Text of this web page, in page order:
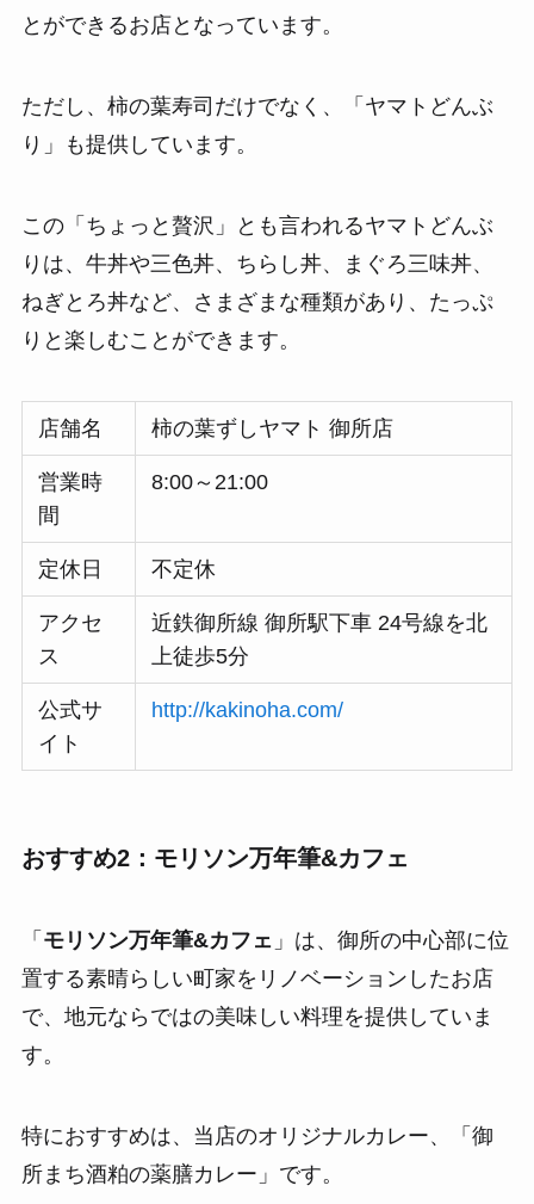
とができるお店となっています。
ただし、柿の葉寿司だけでなく、「ヤマトどんぶ
り」も提供しています。
この「ちょっと贅沢」とも言われるヤマトどんぶ
りは、牛丼や三色丼、ちらし丼、まぐろ三味丼、
ねぎとろ丼など、さまざまな種類があり、たっぷ
りと楽しむことができます。
店舗名 柿の葉ずしヤマト 御所店
営業時
間
8:00～21:00
定休日 不定休
アクセ
ス
近鉄御所線 御所駅下車 24号線を北
上徒歩5分
公式サ
イト
http://kakinoha.com/
おすすめ2：モリソン万年筆&カフェ
「 モリソン万年筆&カフェ 」は、御所の中心部に位
置する素晴らしい町家をリノベーションしたお店
で、地元ならではの美味しい料理を提供していま
す。
特におすすめは、当店のオリジナルカレー、「御
所まち酒粕の薬膳カレー」です。